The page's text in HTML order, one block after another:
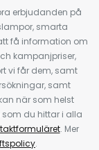
erbjudanden på
smarta
få information om
kampanjpriser,
vi får dem, samt
samt
när som helst
du hittar i alla
. Mer
.